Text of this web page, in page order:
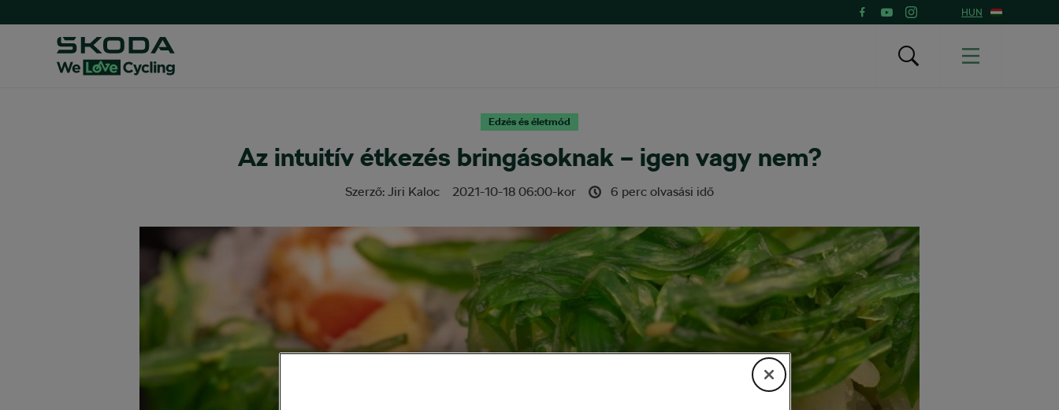
HUN
Edzés és életmód
Az intuitív étkezés bringásoknak – igen vagy nem?
Szerző: Jiri Kaloc 2021-10-18 06:00-kor 6 perc olvasási idő